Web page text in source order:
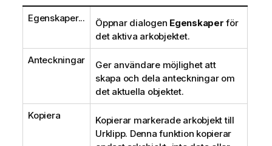
Egenskaper... Öppnar dialogen Egenskaper för
det aktiva arkobjektet.
Anteckningar
Ger användare möjlighet att
skapa och dela anteckningar om
det aktuella objektet.
Kopiera
Kopierar markerade arkobjekt till
Urklipp. Denna funktion kopierar